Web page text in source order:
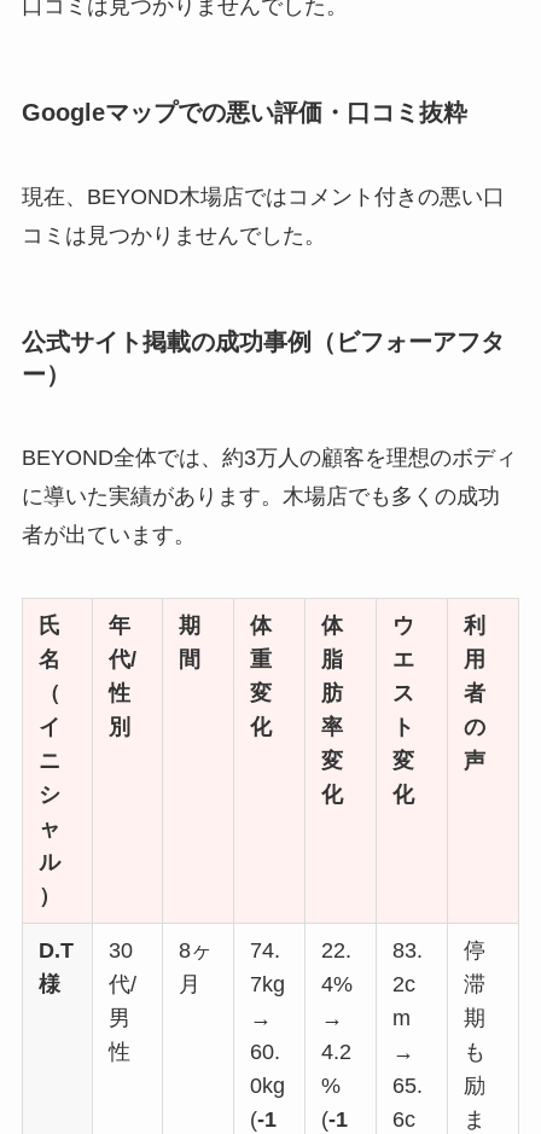
口コミは見つかりませんでした。
Googleマップでの悪い評価・口コミ抜粋
現在、BEYOND木場店ではコメント付きの悪い口
コミは見つかりませんでした。
公式サイト掲載の成功事例（ビフォーアフタ
ー）
BEYOND全体では、約3万人の顧客を理想のボディ
に導いた実績があります。木場店でも多くの成功
者が出ています。
氏
名
（
イ
ニ
シ
ャ
ル
）
年
代/
性
別
期
間
体
重
変
化
体
脂
肪
率
変
化
ウ
エ
ス
ト
変
化
利
用
者
の
声
D.T
様
30
代/
男
性
8ヶ
月
74.
7kg
→
60.
0kg
(-1
22.
4%
→
4.2
%
(-1
83.
2c
m
→
65.
6c
停
滞
期
も
励
ま